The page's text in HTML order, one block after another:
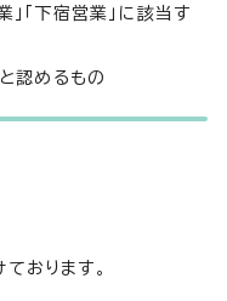
「下宿営業」に該当す
認めるもの
おります。